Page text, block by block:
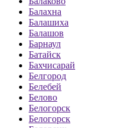
Балахна
Балашиха
Балашов
Барнаул
Батайск
Бахчисарай
Белгород
Белебей
Белово
Белогорск
Белогорск